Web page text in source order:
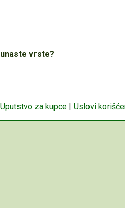
vrste?
Uputstvo za kupce | Uslovi